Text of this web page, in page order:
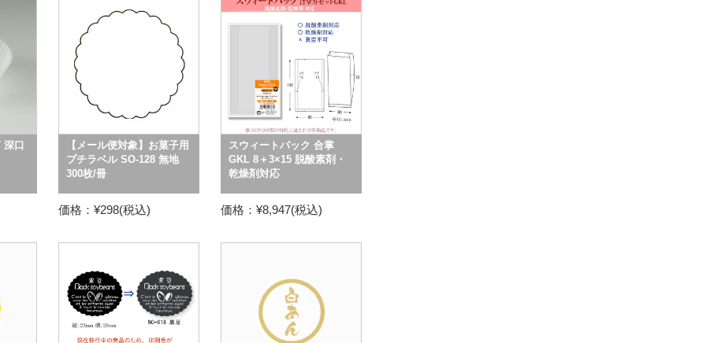
深口
【メール便対象】お菓子用
プチラベル SO-128 無地
300枚/冊
価格：¥298(税込)
スウィートパック 合掌
GKL 8＋3×15 脱酸素剤・
乾燥剤対応
価格：¥8,947(税込)